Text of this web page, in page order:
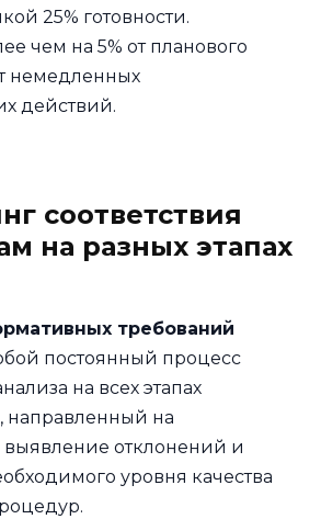
25% готовности.
чем на 5% от планового
немедленных
действий.
соответствия
на разных этапах
требований
постоянный процесс
на всех этапах
направленный на
отклонений и
уровня качества